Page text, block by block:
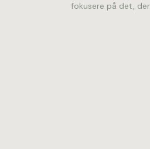
fokusere på det,